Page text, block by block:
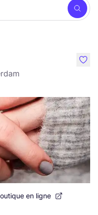
en ligne
like